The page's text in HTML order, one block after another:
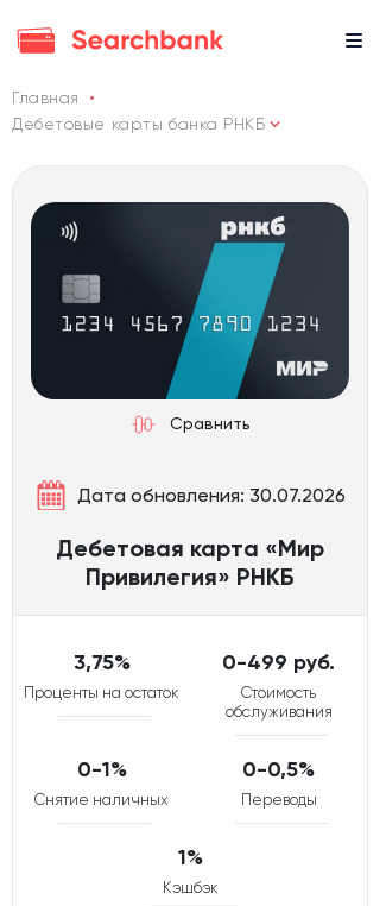
Главная
Дебетовые карты банка РНКБ
Сравнить
Дата обновления: 30.07.2026
Дебетовая карта «Мир
Привилегия» РНКБ
3,75%
Проценты на остаток
0-499 руб.
Стоимость
обслуживания
0-1%
Снятие наличных
0-0,5%
Переводы
1%
Кэшбэк